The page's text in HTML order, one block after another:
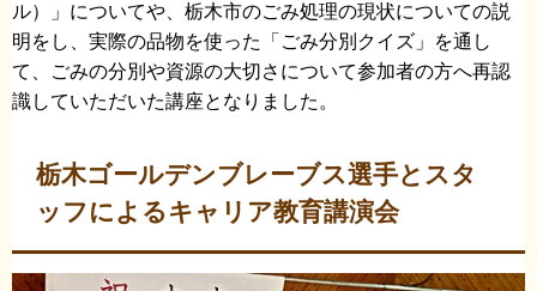
ル）」についてや、栃木市のごみ処理の現状についての説
明をし、実際の品物を使った「ごみ分別クイズ」を通し
て、ごみの分別や資源の大切さについて参加者の方へ再認
識していただいた講座となりました。
​栃木ゴールデンブレーブス選手とスタ
ッフによるキャリア教育講演会